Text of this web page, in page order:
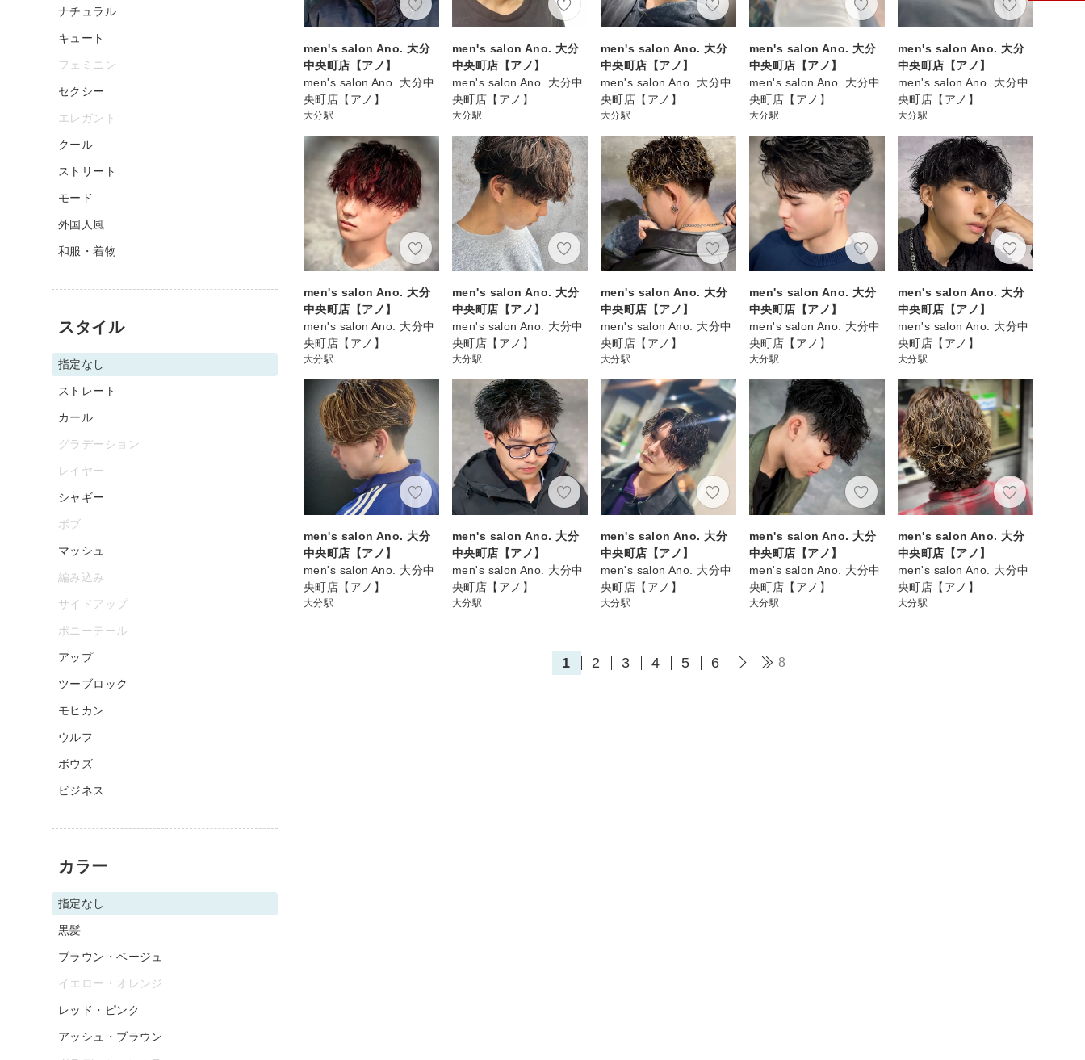
men's salon Ano. 大分
中央町店【アノ】
men's salon Ano. 大分中
央町店【アノ】
大分駅
men's salon Ano. 大分
中央町店【アノ】
men's salon Ano. 大分中
央町店【アノ】
大分駅
men's salon Ano. 大分
中央町店【アノ】
men's salon Ano. 大分中
央町店【アノ】
大分駅
men's salon Ano. 大分
中央町店【アノ】
men's salon Ano. 大分中
央町店【アノ】
大分駅
men's salon Ano. 大分
中央町店【アノ】
men's salon Ano. 大分中
央町店【アノ】
大分駅
men's salon Ano. 大分
中央町店【アノ】
men's salon Ano. 大分中
央町店【アノ】
大分駅
men's salon Ano. 大分
中央町店【アノ】
men's salon Ano. 大分中
央町店【アノ】
大分駅
men's salon Ano. 大分
中央町店【アノ】
men's salon Ano. 大分中
央町店【アノ】
大分駅
men's salon Ano. 大分
中央町店【アノ】
men's salon Ano. 大分中
央町店【アノ】
大分駅
men's salon Ano. 大分
中央町店【アノ】
men's salon Ano. 大分中
央町店【アノ】
大分駅
men's salon Ano. 大分
中央町店【アノ】
men's salon Ano. 大分中
央町店【アノ】
大分駅
men's salon Ano. 大分
中央町店【アノ】
men's salon Ano. 大分中
央町店【アノ】
大分駅
men's salon Ano. 大分
中央町店【アノ】
men's salon Ano. 大分中
央町店【アノ】
大分駅
men's salon Ano. 大分
中央町店【アノ】
men's salon Ano. 大分中
央町店【アノ】
大分駅
men's salon Ano. 大分
中央町店【アノ】
men's salon Ano. 大分中
央町店【アノ】
大分駅
1 2 3 4 5 6 8
ナチュラル
キュート
フェミニン
セクシー
エレガント
クール
ストリート
モード
外国人風
和服・着物
スタイル
指定なし
ストレート
カール
グラデーション
レイヤー
シャギー
ボブ
マッシュ
編み込み
サイドアップ
ポニーテール
アップ
ツーブロック
モヒカン
ウルフ
ボウズ
ビジネス
カラー
指定なし
黒髪
ブラウン・ベージュ
イエロー・オレンジ
レッド・ピンク
アッシュ・ブラウン